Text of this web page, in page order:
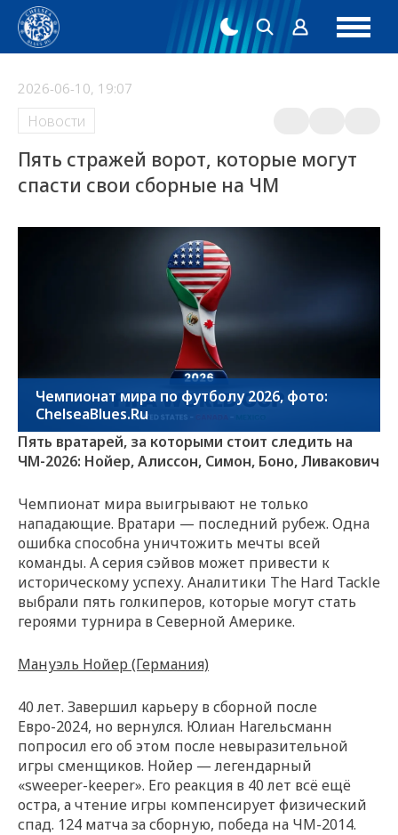
2026-06-10, 19:07
Новости
Пять стражей ворот, которые могут
спасти свои сборные на ЧМ
Чемпионат мира по футболу 2026, фото:
ChelseaBlues.Ru
Пять вратарей, за которыми стоит следить на
ЧМ-2026: Нойер, Алиссон, Симон, Боно, Ливакович
Чемпионат мира выигрывают не только
нападающие. Вратари — последний рубеж. Одна
ошибка способна уничтожить мечты всей
команды. А серия сэйвов может привести к
историческому успеху. Аналитики The Hard Tackle
выбрали пять голкиперов, которые могут стать
героями турнира в Северной Америке.
Мануэль Нойер (Германия)
40 лет. Завершил карьеру в сборной после
Евро-2024, но вернулся. Юлиан Нагельсманн
попросил его об этом после невыразительной
игры сменщиков. Нойер — легендарный
«sweeper-keeper». Его реакция в 40 лет всё ещё
остра, а чтение игры компенсирует физический
спад. 124 матча за сборную, победа на ЧМ-2014.